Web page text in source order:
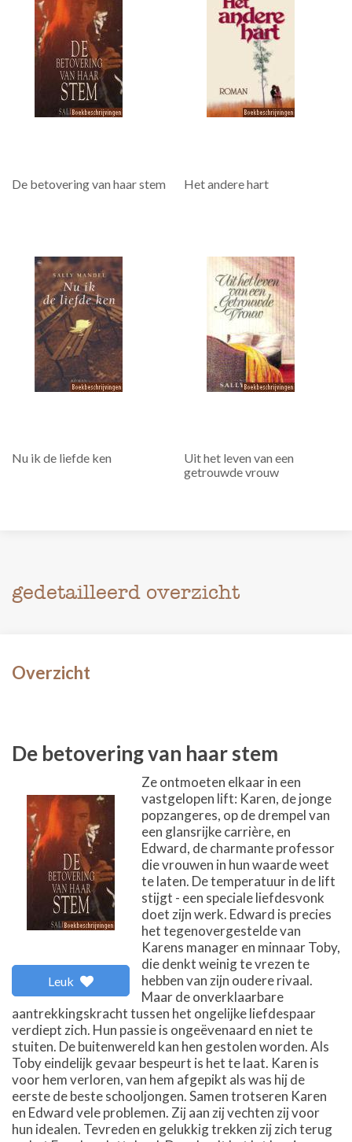
De betovering van haar stem Het andere hart
Nu ik de liefde ken
Uit het leven van een
getrouwde vrouw
gedetailleerd overzicht
Overzicht
De betovering van haar stem
Leuk
Ze ontmoeten elkaar in een
vastgelopen lift: Karen, de jonge
popzangeres, op de drempel van
een glansrijke carrière, en
Edward, de charmante professor
die vrouwen in hun waarde weet
te laten. De temperatuur in de lift
stijgt - een speciale liefdesvonk
doet zijn werk. Edward is precies
het tegenovergestelde van
Karens manager en minnaar Toby,
die denkt weinig te vrezen te
hebben van zijn oudere rivaal.
Maar de onverklaarbare
aantrekkingskracht tussen het ongelijke liefdespaar
verdiept zich. Hun passie is ongeëvenaard en niet te
stuiten. De buitenwereld kan hen gestolen worden. Als
Toby eindelijk gevaar bespeurt is het te laat. Karen is
voor hem verloren, van hem afgepikt als was hij de
eerste de beste schooljongen. Samen trotseren Karen
en Edward vele problemen. Zij aan zij vechten zij voor
hun idealen. Tevreden en gelukkig trekken zij zich terug